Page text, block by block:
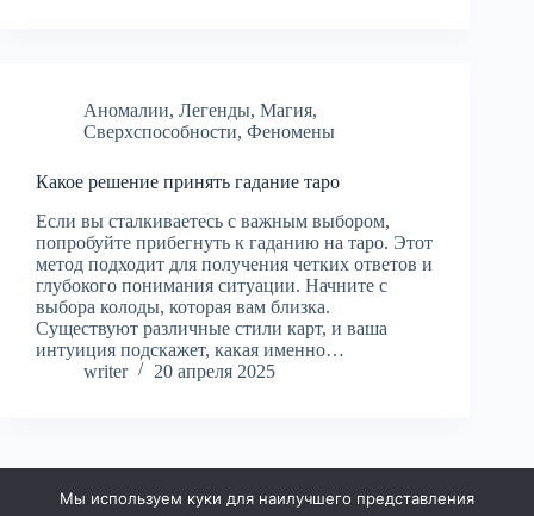
Аномалии, Легенды, Магия,
Сверхспособности, Феномены
Какое решение принять гадание таро
Если вы сталкиваетесь с важным выбором,
попробуйте прибегнуть к гаданию на таро. Этот
метод подходит для получения четких ответов и
глубокого понимания ситуации. Начните с
выбора колоды, которая вам близка.
Существуют различные стили карт, и ваша
интуиция подскажет, какая именно…
writer
20 апреля 2025
Мы используем куки для наилучшего представления